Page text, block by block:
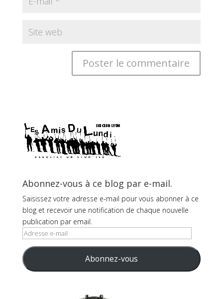
Abonnez-vous à ce blog par e-mail.
Saisissez votre adresse e-mail pour vous abonner à ce
blog et recevoir une notification de chaque nouvelle
publication par email.
Adresse
mail
Abonnez-vous